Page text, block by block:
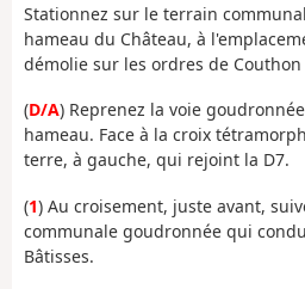
Stationnez sur le terrain
hameau du Château, à
démolie sur les ordres de
(D/A) Reprenez la voie
hameau. Face à la croix
terre, à gauche, qui rejoint la D7.
(1) Au croisement, juste avant,
communale goudronnée qui
Bâtisses.